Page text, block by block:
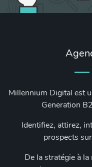
Millennium Digital est
Generation
Identifiez, attirez,
prospects
De la stratégie à